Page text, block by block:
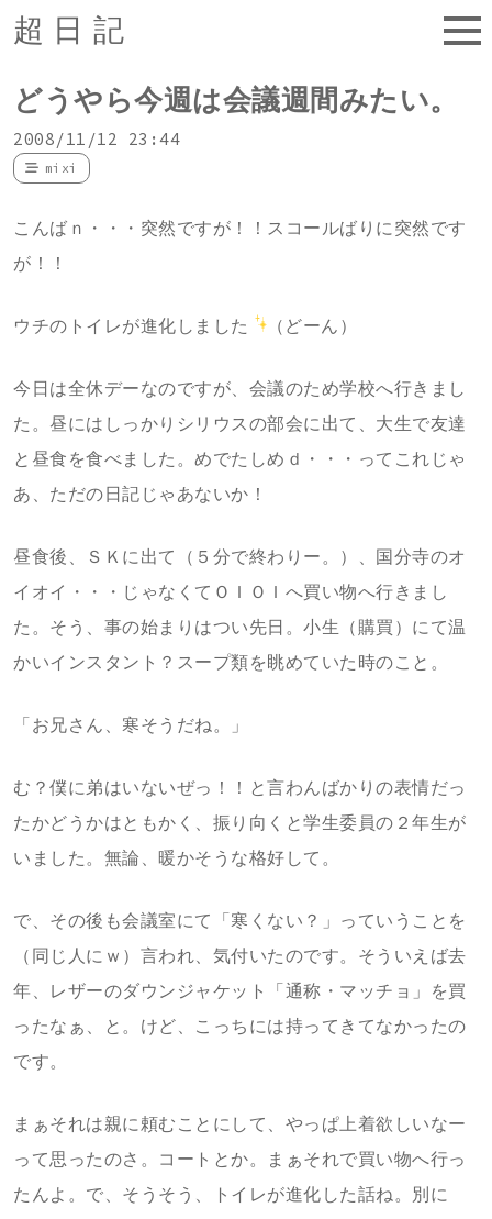
超日記
どうやら今週は会議週間みたい。
2008/11/12 23:44
mixi
こんばｎ・・・突然ですが！！スコールばりに突然です
が！！
ウチのトイレが進化しました （どーん）
今日は全休デーなのですが、会議のため学校へ行きまし
た。昼にはしっかりシリウスの部会に出て、大生で友達
と昼食を食べました。めでたしめｄ・・・ってこれじゃ
あ、ただの日記じゃあないか！
昼食後、ＳＫに出て（５分で終わりー。）、国分寺のオ
イオイ・・・じゃなくてＯＩＯＩへ買い物へ行きまし
た。そう、事の始まりはつい先日。小生（購買）にて温
かいインスタント？スープ類を眺めていた時のこと。
「お兄さん、寒そうだね。」
む？僕に弟はいないぜっ！！と言わんばかりの表情だっ
たかどうかはともかく、振り向くと学生委員の２年生が
いました。無論、暖かそうな格好して。
で、その後も会議室にて「寒くない？」っていうことを
（同じ人にｗ）言われ、気付いたのです。そういえば去
年、レザーのダウンジャケット「通称・マッチョ」を買
ったなぁ、と。けど、こっちには持ってきてなかったの
です。
まぁそれは親に頼むことにして、やっぱ上着欲しいなー
って思ったのさ。コートとか。まぁそれで買い物へ行っ
たんよ。で、そうそう、トイレが進化した話ね。別に